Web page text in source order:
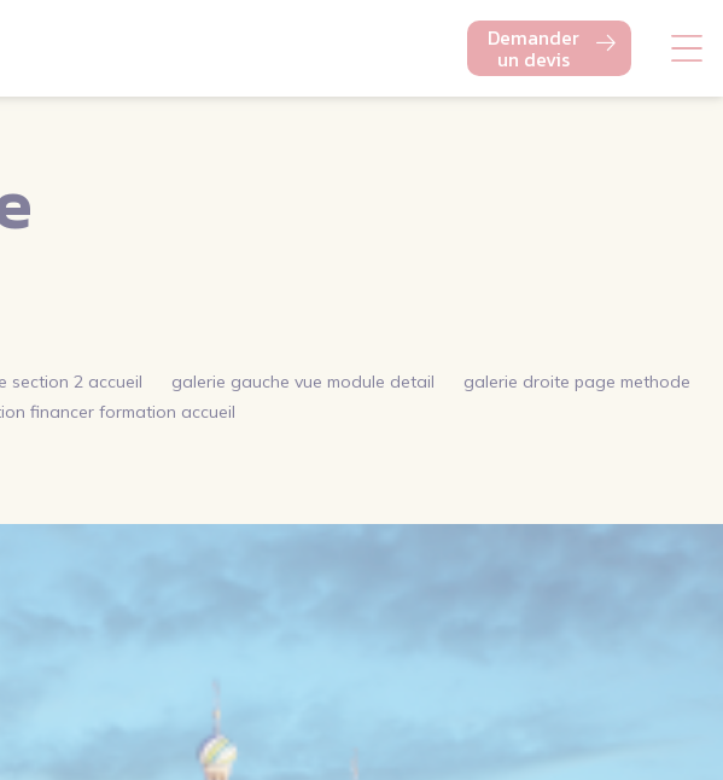
Demander
un devis
section 2 accueil galerie gauche vue module detail
galerie droite page methode
financer formation accueil